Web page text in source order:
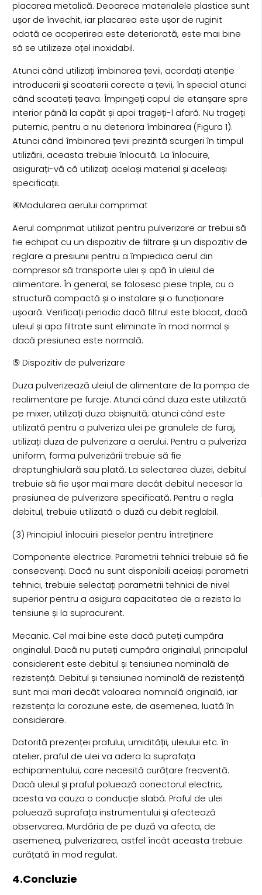
placarea metalică. Deoarece materialele plastice sunt
ușor de învechit, iar placarea este ușor de ruginit
odată ce acoperirea este deteriorată, este mai bine
să se utilizeze oțel inoxidabil.
Atunci când utilizați îmbinarea țevii, acordați atenție
introducerii și scoaterii corecte a țevii, în special atunci
când scoateți țeava. Împingeți capul de etanșare spre
interior până la capăt și apoi trageți-l afară. Nu trageți
puternic, pentru a nu deteriora îmbinarea (Figura 1).
Atunci când îmbinarea țevii prezintă scurgeri în timpul
utilizării, aceasta trebuie înlocuită. La înlocuire,
asigurați-vă că utilizați același material și aceleași
specificații.
④Modularea aerului comprimat
Aerul comprimat utilizat pentru pulverizare ar trebui să
fie echipat cu un dispozitiv de filtrare și un dispozitiv de
reglare a presiunii pentru a împiedica aerul din
compresor să transporte ulei și apă în uleiul de
alimentare. În general, se folosesc piese triple, cu o
structură compactă și o instalare și o funcționare
ușoară. Verificați periodic dacă filtrul este blocat, dacă
uleiul și apa filtrate sunt eliminate în mod normal și
dacă presiunea este normală.
⑤ Dispozitiv de pulverizare
Duza pulverizează uleiul de alimentare de la pompa de
realimentare pe furaje. Atunci când duza este utilizată
pe mixer, utilizați duza obișnuită; atunci când este
utilizată pentru a pulveriza ulei pe granulele de furaj,
utilizați duza de pulverizare a aerului. Pentru a pulveriza
uniform, forma pulverizării trebuie să fie
dreptunghiulară sau plată. La selectarea duzei, debitul
trebuie să fie ușor mai mare decât debitul necesar la
presiunea de pulverizare specificată. Pentru a regla
debitul, trebuie utilizată o duză cu debit reglabil.
(3) Principiul înlocuirii pieselor pentru întreținere
Componente electrice. Parametrii tehnici trebuie să fie
consecvenți. Dacă nu sunt disponibili aceiași parametri
tehnici, trebuie selectați parametrii tehnici de nivel
superior pentru a asigura capacitatea de a rezista la
tensiune și la supracurent.
Mecanic. Cel mai bine este dacă puteți cumpăra
originalul. Dacă nu puteți cumpăra originalul, principalul
considerent este debitul și tensiunea nominală de
rezistență. Debitul și tensiunea nominală de rezistență
sunt mai mari decât valoarea nominală originală, iar
rezistența la coroziune este, de asemenea, luată în
considerare.
Datorită prezenței prafului, umidității, uleiului etc. în
atelier, praful de ulei va adera la suprafața
echipamentului, care necesită curățare frecventă.
Dacă uleiul și praful poluează conectorul electric,
acesta va cauza o conducție slabă. Praful de ulei
poluează suprafața instrumentului și afectează
observarea. Murdăria de pe duză va afecta, de
asemenea, pulverizarea, astfel încât aceasta trebuie
curățată în mod regulat.
4.Concluzie